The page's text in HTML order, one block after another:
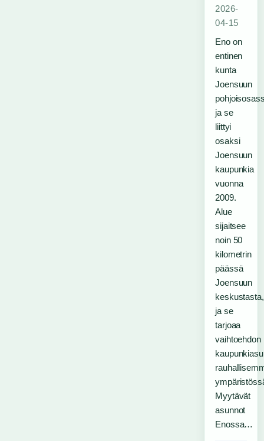
2026-
04-15
Eno on
entinen
kunta
Joensuun
ja se
liittyi
osaksi
Joensuun
kaupunkia
vuonna
2009.
Alue
sijaitsee
noin 50
kilometrin
päässä
Joensuun
keskustasta,
ja se
tarjoaa
vaihtoehdon
Myytävät
asunnot
Enossa…